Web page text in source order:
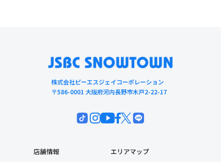
株式会社ピーエスジェイコーポレーション
〒586-0001 大阪府河内長野市木戸2-22-17
店舗情報 エリアマップ